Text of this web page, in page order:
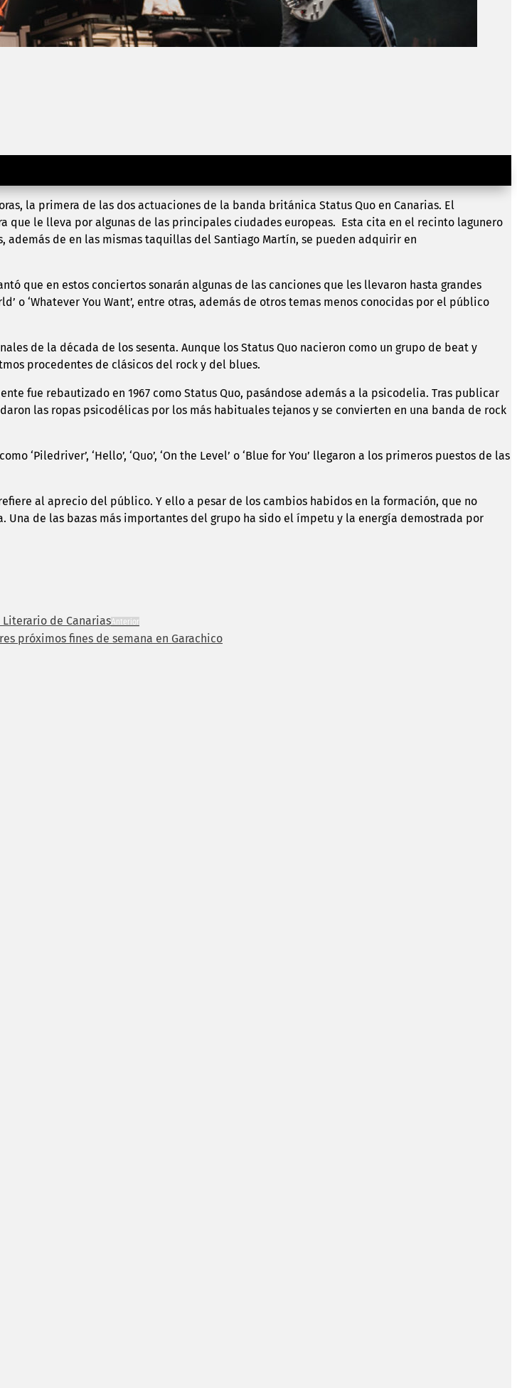
la primera de las dos actuaciones de la banda británica Status Quo en Canarias. El
le lleva por algunas de las principales ciudades europeas. Esta cita en el recinto lagunero
de en las mismas taquillas del Santiago Martín, se pueden adquirir en
que en estos conciertos sonarán algunas de las canciones que les llevaron hasta grandes
o ‘Whatever You Want’, entre otras, además de otros temas menos conocidas por el público
de la década de los sesenta. Aunque los Status Quo nacieron como un grupo de beat y
procedentes de clásicos del rock y del blues.
fue rebautizado en 1967 como Status Quo, pasándose además a la psicodelia. Tras publicar
las ropas psicodélicas por los más habituales tejanos y se convierten en una banda de rock
‘Hello’, ‘Quo’, ‘On the Level’ o ‘Blue for You’ llegaron a los primeros puestos de las
al aprecio del público. Y ello a pesar de los cambios habidos en la formación, que no
de las bazas más importantes del grupo ha sido el ímpetu y la energía demostrada por
de CanariasAnterior
próximos fines de semana en Garachico